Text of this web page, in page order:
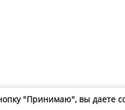
"Принимаю", вы даете